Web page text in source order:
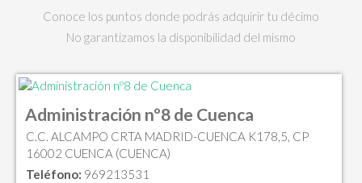
Conoce los puntos donde podrás adquirir tu décimo
No garantizamos la disponibilidad del mismo
Administración nº8 de Cuenca
C.C. ALCAMPO CRTA MADRID-CUENCA K178,5, CP
16002 CUENCA (CUENCA)
Teléfono: 969213531